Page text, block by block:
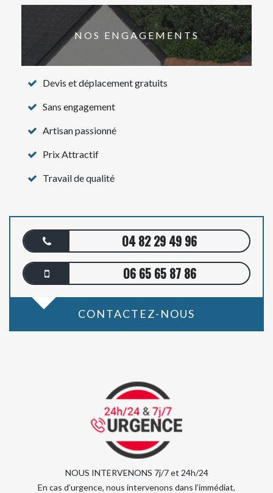
NOS ENGAGEMENTS
Devis et déplacement gratuits
Sans engagement
Artisan passionné
Prix Attractif
Travail de qualité
04 82 29 49 96
06 65 65 87 86
CONTACTEZ-NOUS
NOUS INTERVENONS 7j/7 et 24h/24
En cas d’urgence, nous intervenons dans l’immédiat,